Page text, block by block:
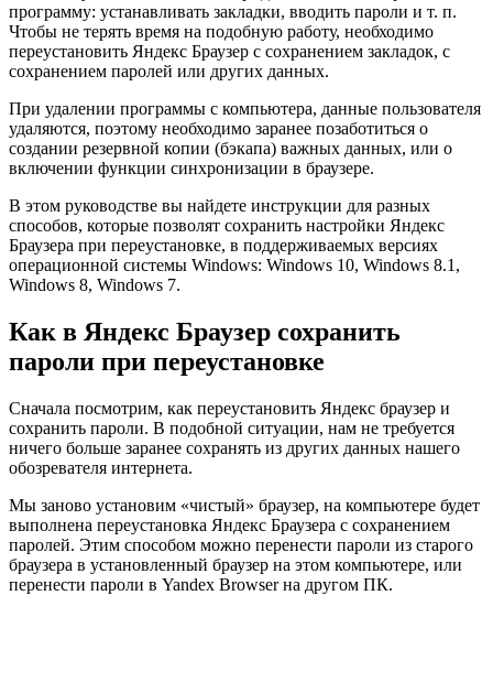
программу: устанавливать закладки, вводить пароли и т. п.
Чтобы не терять время на подобную работу, необходимо
переустановить Яндекс Браузер с сохранением закладок, с
сохранением паролей или других данных.
При удалении программы с компьютера, данные пользователя
удаляются, поэтому необходимо заранее позаботиться о
создании резервной копии (бэкапа) важных данных, или о
включении функции синхронизации в браузере.
В этом руководстве вы найдете инструкции для разных
способов, которые позволят сохранить настройки Яндекс
Браузера при переустановке, в поддерживаемых версиях
операционной системы Windows: Windows 10, Windows 8.1,
Windows 8, Windows 7.
Как в Яндекс Браузер сохранить
пароли при переустановке
Сначала посмотрим, как переустановить Яндекс браузер и
сохранить пароли. В подобной ситуации, нам не требуется
ничего больше заранее сохранять из других данных нашего
обозревателя интернета.
Мы заново установим «чистый» браузер, на компьютере будет
выполнена переустановка Яндекс Браузера с сохранением
паролей. Этим способом можно перенести пароли из старого
браузера в установленный браузер на этом компьютере, или
перенести пароли в Yandex Browser на другом ПК.